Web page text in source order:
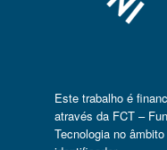
Este trabalho é
através da FCT –
Tecnologia no